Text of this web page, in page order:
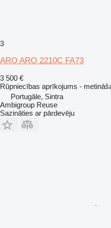
3
ARO ARO 2210C FA73
3 500 €
Rūpniecības aprīkojums -
Portugāle, Sintra
Ambigroup Reuse
Sazināties ar pārdevēju